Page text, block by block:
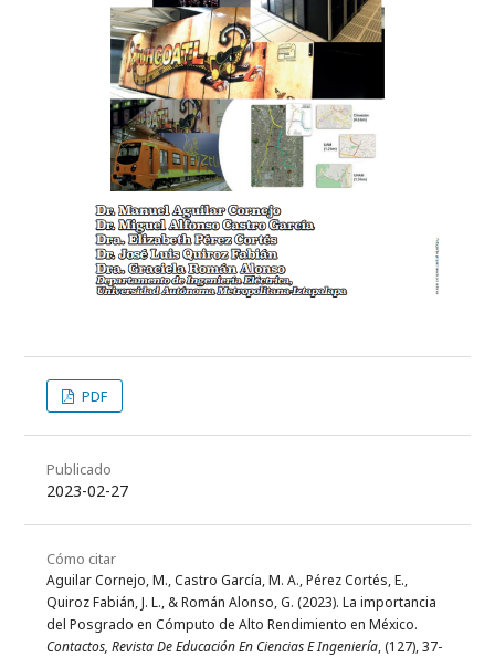
PDF
Publicado
2023-02-27
Cómo citar
Aguilar Cornejo, M., Castro García, M. A., Pérez Cortés, E.,
Quiroz Fabián, J. L., & Román Alonso, G. (2023). La importancia
del Posgrado en Cómputo de Alto Rendimiento en México.
Contactos, Revista De Educación En Ciencias E Ingeniería, (127), 37-